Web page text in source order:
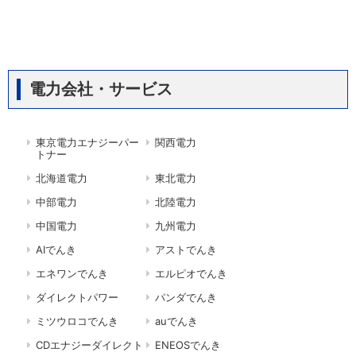
電力会社・サービス
東京電力エナジーパー
トナー
関西電力
北海道電力
東北電力
中部電力
北陸電力
中国電力
九州電力
AIでんき
アストでんき
エネワンでんき
エルピオでんき
ダイレクトパワー
パンダでんき
ミツウロコでんき
auでんき
CDエナジーダイレクト
ENEOSでんき